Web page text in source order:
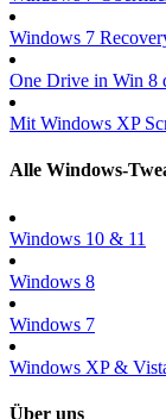
Windows 7
One Drive in Win 8
Mit Windows XP
Alle Windows-
Windows 10 & 11
Windows 8
Windows 7
Windows XP &
Über uns